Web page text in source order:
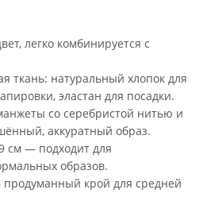
легко комбинируется с
ткань: натуральный хлопок для
эластан для посадки.
со серебристой нитью и
аккуратный образ.
см — подходит для
образов.
крой для средней